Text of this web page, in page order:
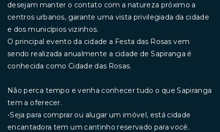
desejam manter o contato com a natureza próximo a
centros urbanos, garante uma vista privilegiada da cidade
e dos municípios vizinhos.
O principal evento da cidade a Festa das Rosas vem
sendo realizada anualmente a cidade de Sapiranga é
conhecida como Cidade das Rosas.
Não perca tempo e venha conhecer tudo o que Sapiranga
tem a oferecer.
-Seja para comprar ou alugar um imóvel, está cidade
encantadora tem um cantinho reservado para você.